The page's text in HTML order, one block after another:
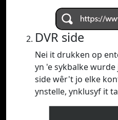
DVR side
Nei it drukken op
yn 'e sykbalke
side wêr't jo elke
ynstelle, ynklusyf it